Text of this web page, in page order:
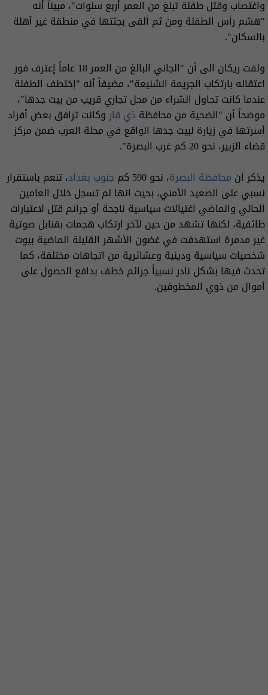
واغتصاب وقتل طفلة تبلغ من العمر أربع سنوات"، مبيناً أنه
"هشم رأس الطفلة ومن ثم ألقى بجثتها في منطقة غير آهلة
بالسكان".
ولفت ريكان الى أن "الجاني البالغ من العمر 18 عاماً إعترف فور
اعتقاله بارتكاب الجريمة الشنيعة"، مضيفاً أنه "إختطف الطفلة
عندما كانت تحاول الشراء من محل تجاري قريب من بيت جدها"،
موضحاً أن "الضحية من محافظةذي قاروكانت ترافق بعض أفراد
أسرتها في زيارة لبيت جدها الواقع في محلة العرب ضمن مركز
قضاء الزبير، نحو 20 كم غرب البصرة".
يذكر أن محافظة البصرة، نحو 590 كم جنوب بغداد، تنعم باستقرار
نسبي على الصعيد الأمني، بحيث انها لم تسجل خلال العامين
الحالي والماضي اغتيالات سياسية ناجحة أو جرائم قتل لاعتبارات
طائفية، لكنها تشهد من حين لآخر ارتكاب هجمات بقنابل صوتية
غير مدمرة استهدفت في غضون الأشهر القليلة الماضية بيوت
شخصيات سياسية ودينية وعشائرية من اتجاهات مختلفة، كما
تحدث فيها بشكل نادر نسبياً جرائم خطف بدافع الحصول على
أموال من ذوي المخطوفين.